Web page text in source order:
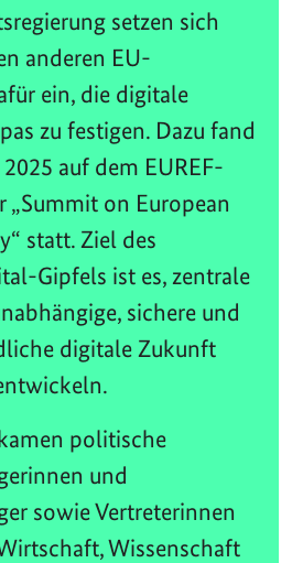
setzen sich
anderen EU-
ein, die digitale
zu festigen. Dazu fand
auf dem EUREF-
„Summit on European
statt. Ziel des
Gipfels ist es, zentrale
sichere und
digitale Zukunft
politische
und
sowie Vertreterinnen
Wissenschaft